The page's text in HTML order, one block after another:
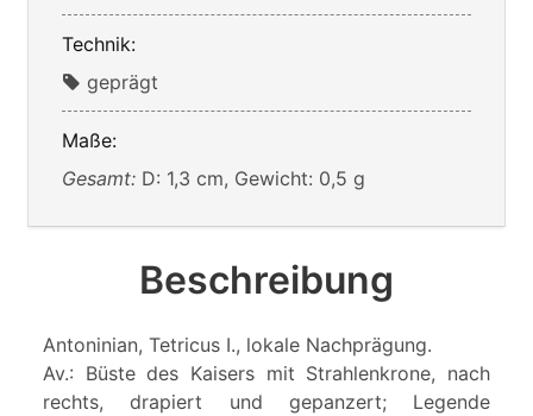
Technik:
geprägt
Maße:
Gesamt: D: 1,3 cm, Gewicht: 0,5 g
Beschreibung
Antoninian, Tetricus I., lokale Nachprägung.
Av.: Büste des Kaisers mit Strahlenkrone, nach
rechts, drapiert und gepanzert; Legende